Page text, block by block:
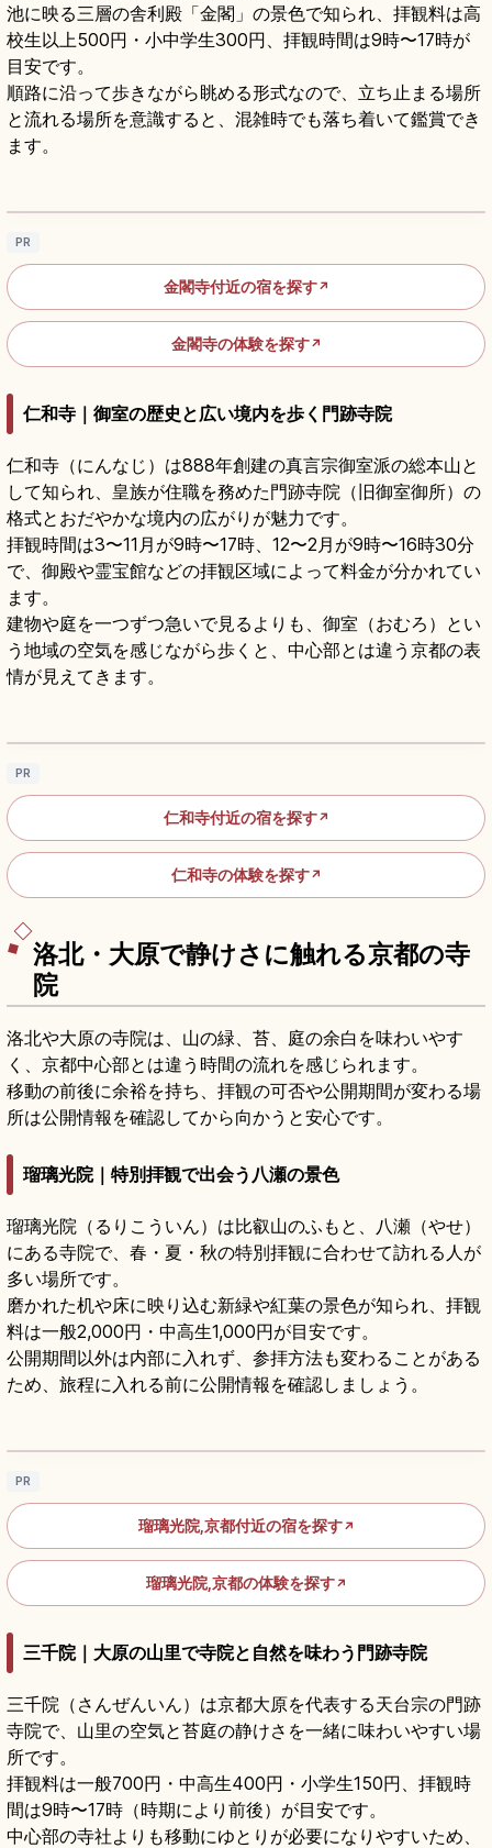
池に映る三層の舎利殿「金閣」の景色で知られ、拝観料は高
校生以上500円・小中学生300円、拝観時間は9時〜17時が
目安です。
順路に沿って歩きながら眺める形式なので、立ち止まる場所
と流れる場所を意識すると、混雑時でも落ち着いて鑑賞でき
ます。
金閣寺の見どころ｜舎利殿・鏡湖池・庭園を
PR
金閣寺付近の宿を探す↗
金閣寺の体験を探す↗
仁和寺｜御室の歴史と広い境内を歩く門跡寺院
仁和寺（にんなじ）は888年創建の真言宗御室派の総本山と
して知られ、皇族が住職を務めた門跡寺院（旧御室御所）の
格式とおだやかな境内の広がりが魅力です。
拝観時間は3〜11月が9時〜17時、12〜2月が9時〜16時30分
で、御殿や霊宝館などの拝観区域によって料金が分かれてい
ます。
建物や庭を一つずつ急いで見るよりも、御室（おむろ）とい
う地域の空気を感じながら歩くと、中心部とは違う京都の表
情が見えてきます。
仁和寺の見どころ｜御室桜と門跡寺院をめぐ
PR
仁和寺付近の宿を探す↗
仁和寺の体験を探す↗
洛北・大原で静けさに触れる京都の寺
院
洛北や大原の寺院は、山の緑、苔、庭の余白を味わいやす
く、京都中心部とは違う時間の流れを感じられます。
移動の前後に余裕を持ち、拝観の可否や公開期間が変わる場
所は公開情報を確認してから向かうと安心です。
瑠璃光院｜特別拝観で出会う八瀬の景色
瑠璃光院（るりこういん）は比叡山のふもと、八瀬（やせ）
にある寺院で、春・夏・秋の特別拝観に合わせて訪れる人が
多い場所です。
磨かれた机や床に映り込む新緑や紅葉の景色が知られ、拝観
料は一般2,000円・中高生1,000円が目安です。
公開期間以外は内部に入れず、参拝方法も変わることがある
ため、旅程に入れる前に公開情報を確認しましょう。
瑠璃光院の見どころ｜書院リフレクションと
PR
瑠璃光院,京都付近の宿を探す↗
瑠璃光院,京都の体験を探す↗
三千院｜大原の山里で寺院と自然を味わう門跡寺院
三千院（さんぜんいん）は京都大原を代表する天台宗の門跡
寺院で、山里の空気と苔庭の静けさを一緒に味わいやすい場
所です。
拝観料は一般700円・中高生400円・小学生150円、拝観時
間は9時〜17時（時期により前後）が目安です。
中心部の寺社よりも移動にゆとりが必要になりやすいため、